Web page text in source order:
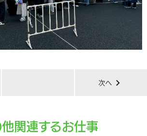
次へ chevron_right
関連するお仕事